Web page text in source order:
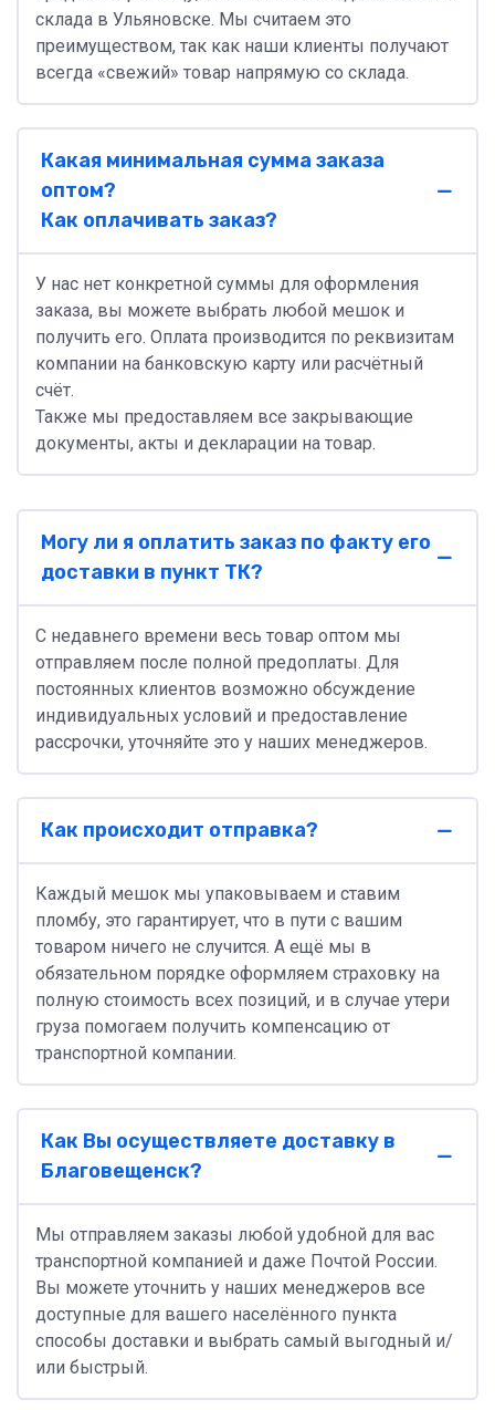
склада в Ульяновске. Мы считаем это
преимуществом, так как наши клиенты получают
всегда «свежий» товар напрямую со склада.
Какая минимальная сумма заказа
оптом?
Как оплачивать заказ?
У нас нет конкретной суммы для оформления
заказа, вы можете выбрать любой мешок и
получить его. Оплата производится по реквизитам
компании на банковскую карту или расчётный
счёт.
Также мы предоставляем все закрывающие
документы, акты и декларации на товар.
Могу ли я оплатить заказ по факту его
доставки в пункт ТК?
С недавнего времени весь товар оптом мы
отправляем после полной предоплаты. Для
постоянных клиентов возможно обсуждение
индивидуальных условий и предоставление
рассрочки, уточняйте это у наших менеджеров.
Как происходит отправка?
Каждый мешок мы упаковываем и ставим
пломбу, это гарантирует, что в пути с вашим
товаром ничего не случится. А ещё мы в
обязательном порядке оформляем страховку на
полную стоимость всех позиций, и в случае утери
груза помогаем получить компенсацию от
транспортной компании.
Как Вы осуществляете доставку в
Благовещенск?
Мы отправляем заказы любой удобной для вас
транспортной компанией и даже Почтой России.
Вы можете уточнить у наших менеджеров все
доступные для вашего населённого пункта
способы доставки и выбрать самый выгодный и/
или быстрый.